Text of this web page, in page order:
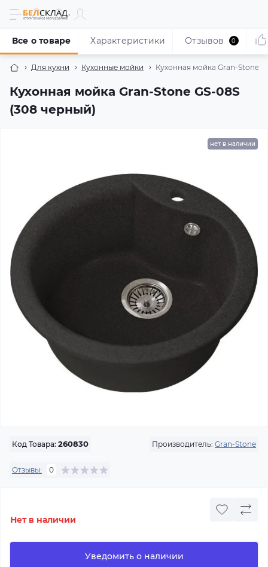
Для кухни Кухонные мойки Кухонная мойка Gran-Stone
Кухонная мойка Gran-Stone GS-08S
(308 черный)
Все о товаре Характеристики Отзывов 0
нет в наличии
Код Товара: 260830 Производитель: Gran-Stone
Отзывы: 0
Нет в наличии
Уведомить о наличии